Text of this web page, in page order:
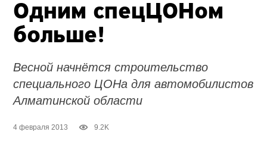
Одним спецЦОНом
больше!
Весной начнётся строительство
специального ЦОНа для автомобилистов
Алматинской области
4 февраля 2013 9.2K